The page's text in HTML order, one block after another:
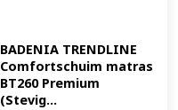
BADENIA TRENDLINE
Comfortschuim matras
BT260 Premium
(Stevig...